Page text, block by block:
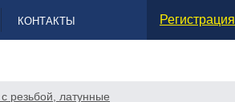
КОНТАКТЫ Регистрация
резьбой, латунные